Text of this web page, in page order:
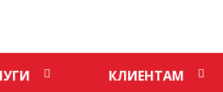
КЛИЕНТАМ